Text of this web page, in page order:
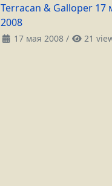
Terracan & Galloper 17
2008
17 мая 2008/ 21